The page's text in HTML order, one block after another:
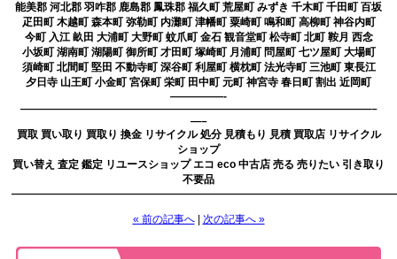
能美郡 河北郡 羽咋郡 鹿島郡 鳳珠郡 福久町 荒屋町 みずき 千木町 千田町 百坂
疋田町 木越町 森本町 弥勒町 内灘町 津幡町 粟崎町 鳴和町 高柳町 神谷内町
今町 入江 畝田 大浦町 大野町 蚊爪町 金石 観音堂町 松寺町 北町 鞍月 西念
小坂町 湖南町 湖陽町 御所町 才田町 塚崎町 月浦町 問屋町 七ツ屋町 大場町
須崎町 北間町 堅田 不動寺町 深谷町 利屋町 横枕町 法光寺町 三池町 東長江
夕日寺 山王町 小金町 宮保町 栄町 田中町 元町 神宮寺 春日町 割出 近岡町
—————-
—————————————————————————————————–
—–
買取 買い取り 買取り 換金 リサイクル 処分 見積もり 見積 買取店 リサイクル
ショップ
買い替え 査定 鑑定 リユースショップ エコ eco 中古店 売る 売りたい 引き取り
不要品
« 前の記事へ| 次の記事へ »